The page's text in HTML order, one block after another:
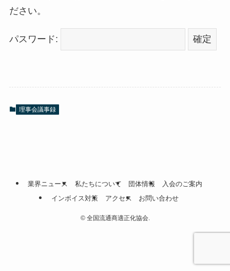
ださい。
パスワード:
理事会議事録
業界ニュース 私たちについて 団体情報
入会のご案内
インボイス対策
アクセス お問い合わせ
©全国流通商適正化協会.